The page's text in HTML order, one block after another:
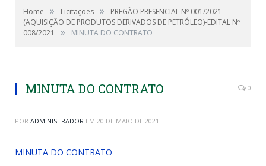
Home » Licitações »
PREGÃO PRESENCIAL Nº 001/2021
(AQUISIÇÃO DE PRODUTOS DERIVADOS DE PETRÓLEO)-EDITAL Nº
008/2021
» MINUTA DO CONTRATO
MINUTA DO CONTRATO 0
POR ADMINISTRADOR EM 20 DE MAIO DE 2021
MINUTA DO CONTRATO